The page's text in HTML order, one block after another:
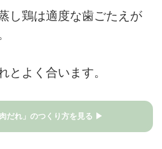
し鶏は適度な歯ごたえが
とよく合います。
肉だれ」のつくり方を見る ▶